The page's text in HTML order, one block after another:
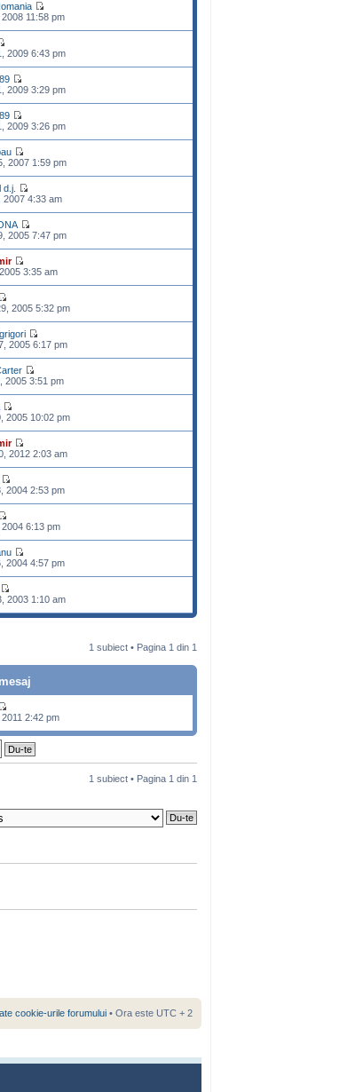
11:58 pm
2009 6:43 pm
2009 3:29 pm
2009 3:26 pm
2007 1:59 pm
2007 4:33 am
2005 7:47 pm
3:35 am
2005 5:32 pm
2005 6:17 pm
2005 3:51 pm
2005 10:02 pm
2012 2:03 am
2004 2:53 pm
6:13 pm
2004 4:57 pm
2003 1:10 am
1 subiect • Pagina 1 din 1
2:42 pm
1 subiect • Pagina 1 din 1
cookie-urile forumului • Ora este UTC + 2